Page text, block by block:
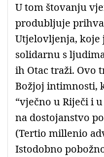
U tom štovanju
produbljuje
Utjelovljenja, koje
solidarnu s
ih Otac traži. Ovo
Božjoj intimnosti,
“vječno u Riječi i
na dostojanstvo
(Tertio millenio
Istodobno